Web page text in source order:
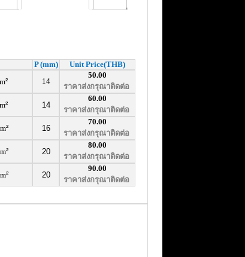
P (mm)
Unit Price(THB)
² 14
50.00
ราคาส่งกรุณาติดต่อ
² 14
60.00
ราคาส่งกรุณาติดต่อ
² 16
70.00
ราคาส่งกรุณาติดต่อ
² 20
80.00
ราคาส่งกรุณาติดต่อ
² 20
90.00
ราคาส่งกรุณาติดต่อ